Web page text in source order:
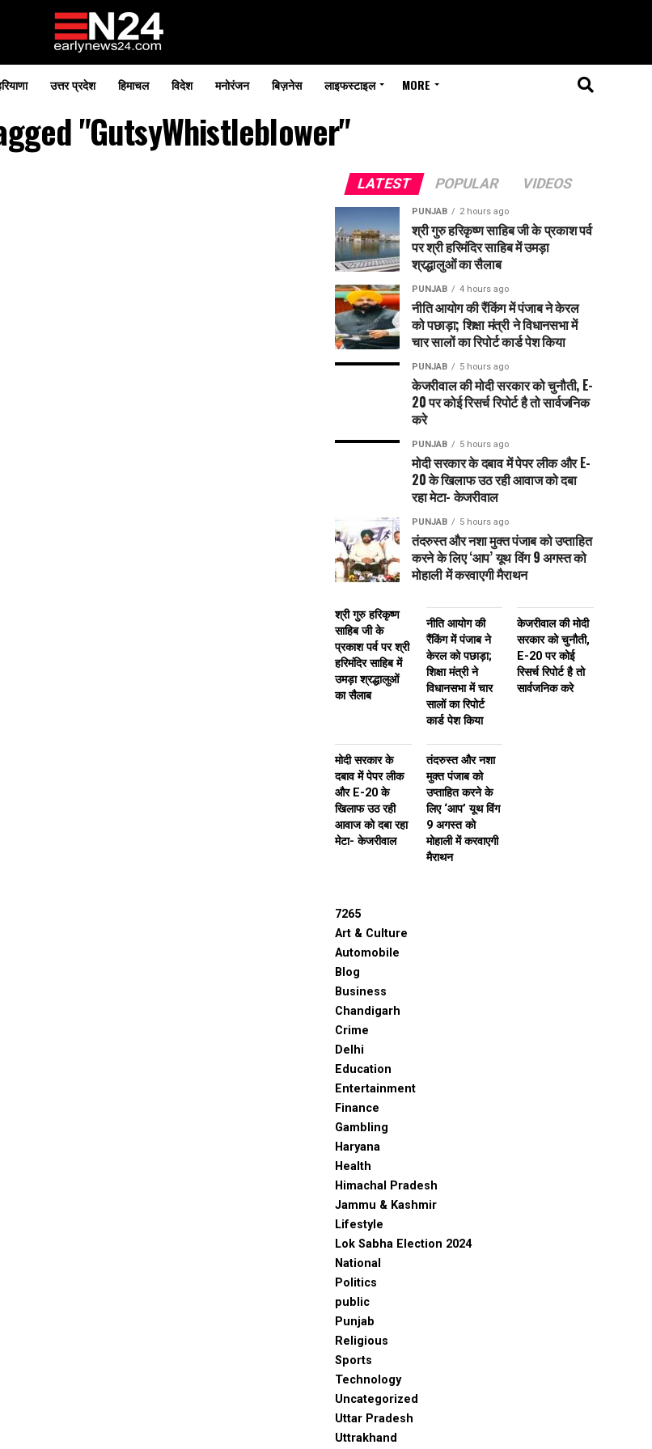
उत्तर प्रदेश हिमाचल विदेश मनोरंजन बिज़नेस लाइफस्टाइल MORE
"GutsyWhistleblower"
LATEST POPULAR VIDEOS
PUNJAB 2 hours ago
श्री गुरु हरिकृष्ण साहिब जी के प्रकाश पर्व
पर श्री हरिमंदिर साहिब में उमड़ा
श्रद्धालुओं का सैलाब
PUNJAB 4 hours ago
नीति आयोग की रैंकिंग में पंजाब ने केरल
को पछाड़ा; शिक्षा मंत्री ने विधानसभा में
चार सालों का रिपोर्ट कार्ड पेश किया
PUNJAB 5 hours ago
केजरीवाल की मोदी सरकार को चुनौती, E-
20 पर कोई रिसर्च रिपोर्ट है तो सार्वजनिक
करे
PUNJAB 5 hours ago
मोदी सरकार के दबाव में पेपर लीक और E-
20 के खिलाफ उठ रही आवाज को दबा
रहा मेटा- केजरीवाल
PUNJAB 5 hours ago
तंदरुस्त और नशा मुक्त पंजाब को उप्ताहित
करने के लिए ‘आप’ यूथ विंग 9 अगस्त को
मोहाली में करवाएगी मैराथन
श्री गुरु हरिकृष्ण
साहिब जी के
प्रकाश पर्व पर श्री
हरिमंदिर साहिब में
उमड़ा श्रद्धालुओं
का सैलाब
नीति आयोग की
रैंकिंग में पंजाब ने
केरल को पछाड़ा;
शिक्षा मंत्री ने
विधानसभा में चार
सालों का रिपोर्ट
कार्ड पेश किया
केजरीवाल की मोदी
सरकार को चुनौती,
E-20 पर कोई
रिसर्च रिपोर्ट है तो
सार्वजनिक करे
मोदी सरकार के
दबाव में पेपर लीक
और E-20 के
खिलाफ उठ रही
आवाज को दबा रहा
मेटा- केजरीवाल
तंदरुस्त और नशा
मुक्त पंजाब को
उप्ताहित करने के
लिए ‘आप’ यूथ विंग
9 अगस्त को
मोहाली में करवाएगी
मैराथन
7265
Art & Culture
Automobile
Blog
Business
Chandigarh
Crime
Delhi
Education
Entertainment
Finance
Gambling
Haryana
Health
Himachal Pradesh
Jammu & Kashmir
Lifestyle
Lok Sabha Election 2024
National
Politics
public
Punjab
Religious
Sports
Technology
Uncategorized
Uttar Pradesh
Uttrakhand